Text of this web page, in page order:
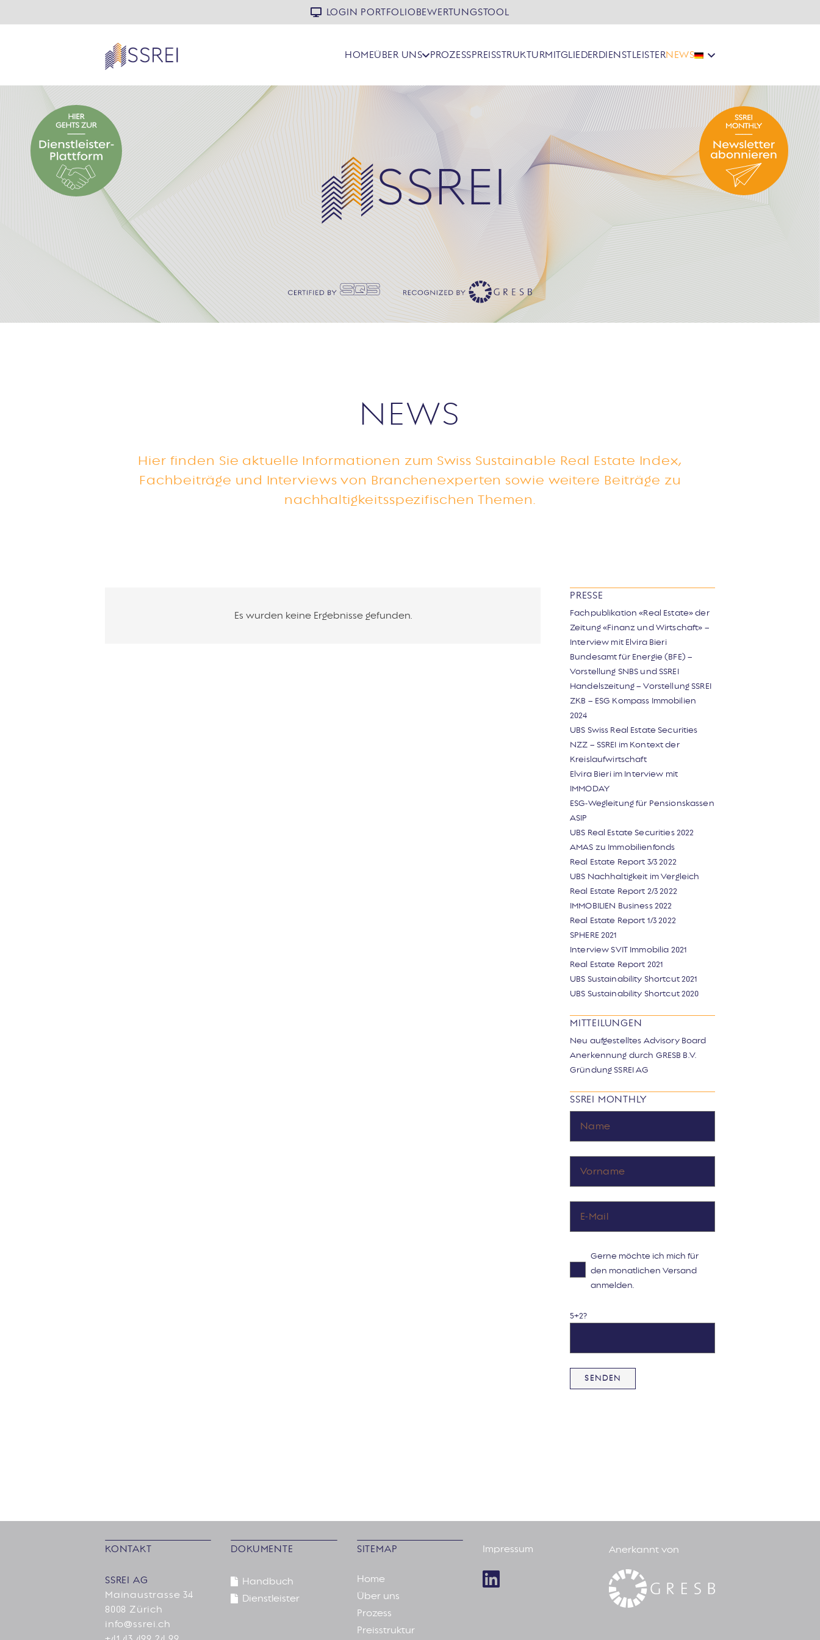
LOGIN PORTFOLIOBEWERTUNGSTOOL
HOMEÜBER UNS PROZESSPREISSTRUKTURMITGLIEDERDIENSTLEISTERNEWS
NEWS
Hier finden Sie aktuelle Informationen zum Swiss Sustainable Real Estate Index,
Fachbeiträge und Interviews von Branchenexperten sowie weitere Beiträge zu
nachhaltigkeitsspezifischen Themen.
Es wurden keine Ergebnisse gefunden.
PRESSE
Fachpublikation «Real Estate» der
Zeitung «Finanz und Wirtschaft» –
Interview mit Elvira Bieri
Bundesamt für Energie (BFE) –
Vorstellung SNBS und SSREI
Handelszeitung – Vorstellung SSREI
ZKB – ESG Kompass Immobilien
2024
UBS Swiss Real Estate Securities
NZZ – SSREI im Kontext der
Kreislaufwirtschaft
Elvira Bieri im Interview mit
IMMODAY
ESG-Wegleitung für Pensionskassen
ASIP
UBS Real Estate Securities 2022
AMAS zu Immobilienfonds
Real Estate Report 3/3 2022
UBS Nachhaltigkeit im Vergleich
Real Estate Report 2/3 2022
IMMOBILIEN Business 2022
Real Estate Report 1/3 2022
SPHERE 2021
Interview SVIT Immobilia 2021
Real Estate Report 2021
UBS Sustainability Shortcut 2021
UBS Sustainability Shortcut 2020
MITTEILUNGEN
Neu aufgestelltes Advisory Board
Anerkennung durch GRESB B.V.
Gründung SSREI AG
SSREI MONTHLY
Gerne möchte ich mich für
den monatlichen Versand
anmelden.
5+2?
KONTAKT
SSREI AG
Mainaustrasse 34
8008 Zürich
info@ssrei.ch
DOKUMENTE
Handbuch
Dienstleister
SITEMAP
Home
Über uns
Prozess
Preisstruktur
Impressum Anerkannt von